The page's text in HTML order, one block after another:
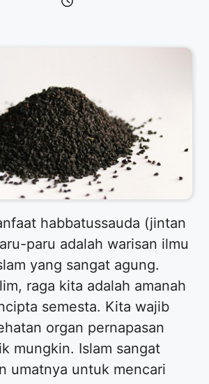
habbatussauda (jintan
paru adalah warisan ilmu
yang sangat agung.
raga kita adalah amanah
semesta. Kita wajib
organ pernapasan
mungkin. Islam sangat
umatnya untuk mencari